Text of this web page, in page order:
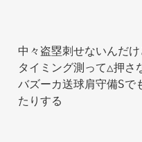
中々盗塁刺せないんだ
タイミング測って△押さ
バズーカ送球肩守備Sで
たりする